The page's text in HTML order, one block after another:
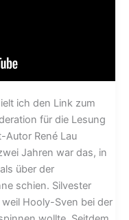
ich den Link zum
für die Lesung
René Lau
Jahren war das, in
über der
schien. Silvester
Hooly-Sven bei der